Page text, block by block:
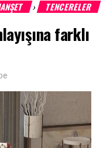
› TENCERELER
farklı